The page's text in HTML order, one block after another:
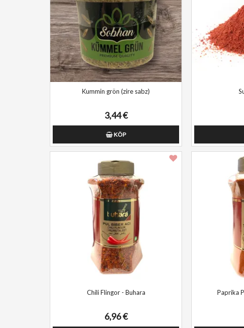
Kummin grön (zire sabz)
3,44 €
KÖP
Chili Flingor - Buhara
6,96 €
Paprika